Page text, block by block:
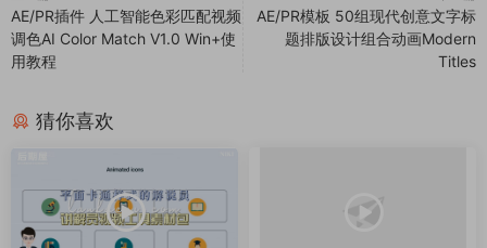
AE/PR插件 人工智能色彩匹配视频
调色AI Color Match V1.0 Win+使
用教程
AE/PR模板 50组现代创意文字标
题排版设计组合动画Modern
Titles
猜你喜欢